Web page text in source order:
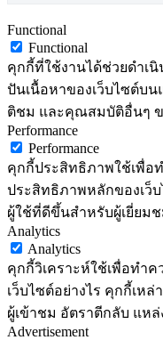
Functional
Functional
คุกกี้ที่ใช้งานได้ช่วยดำเ
ปันเนื้อหาของเว็บไซต์บ
ติชม และคุณสมบัติอื่นๆ
Performance
Performance
คุกกี้ประสิทธิภาพใช้เพื่อ
ประสิทธิภาพหลักของเว็
ผู้ใช้ที่ดีขึ้นสำหรับผู้เยี่ยม
Analytics
Analytics
คุกกี้วิเคราะห์ใช้เพื่อทำค
เว็บไซต์อย่างไร คุกกี้เห
ผู้เข้าชม อัตราตีกลับ แห
Advertisement